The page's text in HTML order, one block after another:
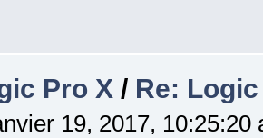
Pro X / Re:
19, 2017, 10:25:20